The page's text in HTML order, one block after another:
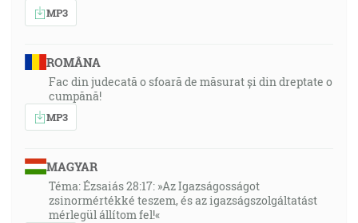
MP3
ROMÂNA
Fac din judecată o sfoară de măsurat și din dreptate o
cumpănă!
MP3
MAGYAR
Téma: Ézsaiás 28:17: »Az Igazságosságot
zsinormértékké teszem, és az igazságszolgáltatást
mérlegül állítom fel!«